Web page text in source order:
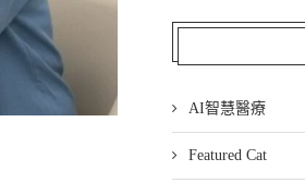
AI智慧醫療
Featured Cat